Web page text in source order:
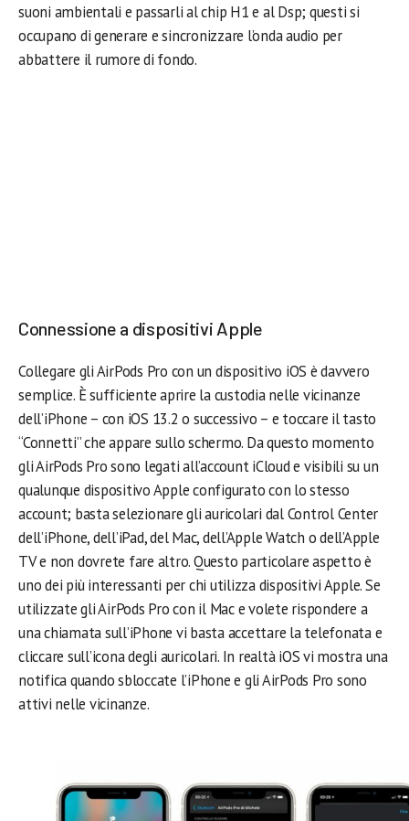
suoni ambientali e passarli al chip H1 e al Dsp; questi si
occupano di generare e sincronizzare l’onda audio per
abbattere il rumore di fondo.
Connessione a dispositivi Apple
Collegare gli AirPods Pro con un dispositivo iOS è davvero
semplice. È sufficiente aprire la custodia nelle vicinanze
dell’iPhone – con iOS 13.2 o successivo – e toccare il tasto
“Connetti” che appare sullo schermo. Da questo momento
gli AirPods Pro sono legati all’account iCloud e visibili su un
qualunque dispositivo Apple configurato con lo stesso
account; basta selezionare gli auricolari dal Control Center
dell’iPhone, dell’iPad, del Mac, dell’Apple Watch o dell’Apple
TV e non dovrete fare altro. Questo particolare aspetto è
uno dei più interessanti per chi utilizza dispositivi Apple. Se
utilizzate gli AirPods Pro con il Mac e volete rispondere a
una chiamata sull’iPhone vi basta accettare la telefonata e
cliccare sull’icona degli auricolari. In realtà iOS vi mostra una
notifica quando sbloccate l’iPhone e gli AirPods Pro sono
attivi nelle vicinanze.